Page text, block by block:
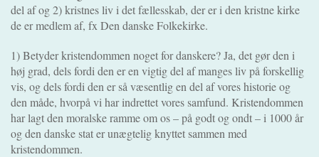
del af og 2) kristnes liv i det fællesskab, der er i den kristne kirke
de er medlem af, fx Den danske Folkekirke.
1) Betyder kristendommen noget for danskere? Ja, det gør den i
høj grad, dels fordi den er en vigtig del af manges liv på forskellig
vis, og dels fordi den er så væsentlig en del af vores historie og
den måde, hvorpå vi har indrettet vores samfund. Kristendommen
har lagt den moralske ramme om os – på godt og ondt – i 1000 år
og den danske stat er unægtelig knyttet sammen med
kristendommen.